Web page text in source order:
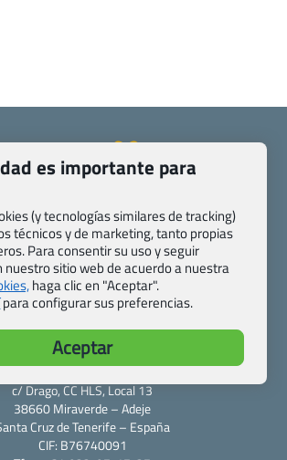
Salud y otras disposiciones específicas
Viajes.com
Registro de agencias
frecuentes
Condiciones generales
privacidad y cookies
Transparencia
Todas las páginas – sitemap
Viajes.com
Last Minute Express S.L.U.
c/ Drago, CC HLS, Local 13
38660 Miraverde – Adeje
Cruz de Tenerife – España
CIF: B76740091
es importante para
(y tecnologías similares de tracking)
técnicos y de marketing, tanto propias
Para consentir su uso y seguir
nuestro sitio web de acuerdo a nuestra
haga clic en "Aceptar".
para configurar sus preferencias.
Aceptar